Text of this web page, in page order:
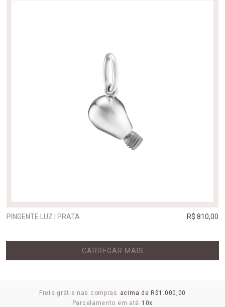
PINGENTE LUZ | PRATA R$ 810,00
CARREGAR MAIS
Frete grátis nas compras acima de R$1.000,00
Parcelamento em até 10x